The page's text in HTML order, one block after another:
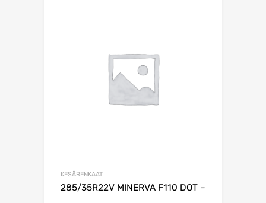
KESÄRENKAAT
285/35R22V MINERVA F110 DOT –